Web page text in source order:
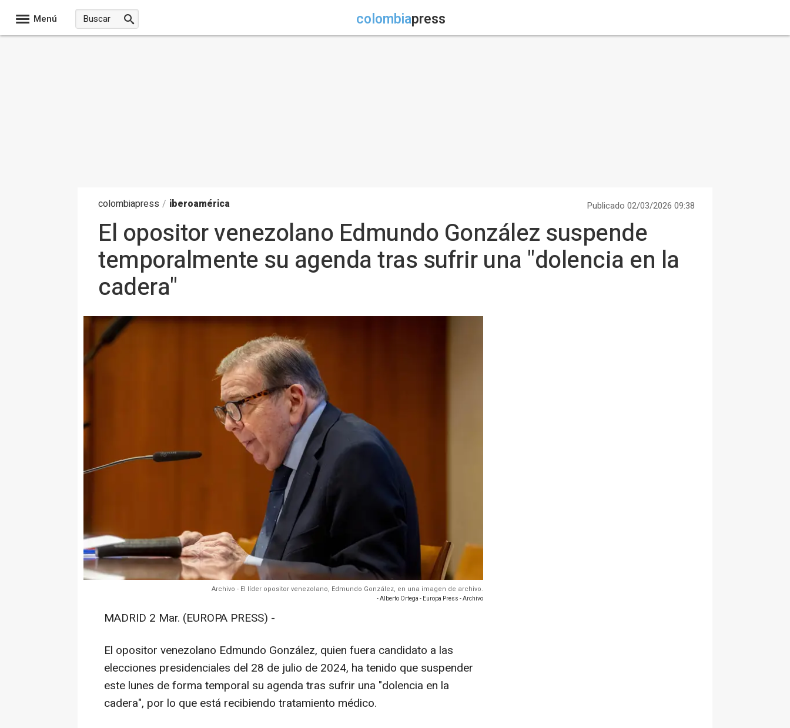
Menú colombiapress
colombiapress / iberoamérica Publicado 02/03/2026 09:38
El opositor venezolano Edmundo González suspende
temporalmente su agenda tras sufrir una "dolencia en la
cadera"
Archivo - El líder opositor venezolano, Edmundo González, en una imagen de archivo.
- Alberto Ortega - Europa Press - Archivo
MADRID 2 Mar. (EUROPA PRESS) -
El opositor venezolano Edmundo González, quien fuera candidato a las
elecciones presidenciales del 28 de julio de 2024, ha tenido que suspender
este lunes de forma temporal su agenda tras sufrir una "dolencia en la
cadera", por lo que está recibiendo tratamiento médico.